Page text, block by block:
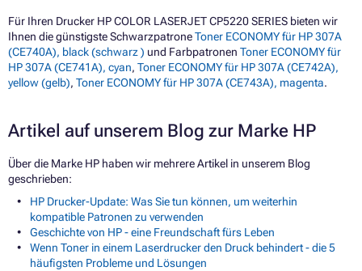
Für Ihren Drucker HP COLOR LASERJET CP5220 SERIES bieten wir
Ihnen die günstigste SchwarzpatroneToner ECONOMY für HP 307A
(CE740A), black (schwarz ) und Farbpatronen Toner ECONOMY für
HP 307A (CE741A), cyan, Toner ECONOMY für HP 307A (CE742A),
yellow (gelb), Toner ECONOMY für HP 307A (CE743A), magenta.
Artikel auf unserem Blog zur Marke HP
Über die Marke HP haben wir mehrere Artikel in unserem Blog
geschrieben:
HP Drucker-Update: Was Sie tun können, um weiterhin
kompatible Patronen zu verwenden
Geschichte von HP - eine Freundschaft fürs Leben
Wenn Toner in einem Laserdrucker den Druck behindert - die 5
häufigsten Probleme und Lösungen